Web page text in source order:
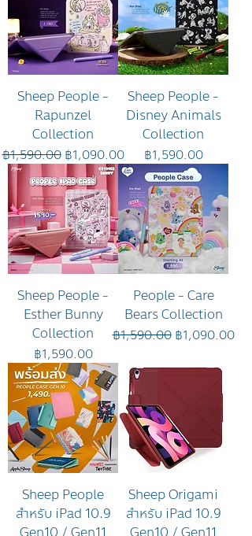
Sheep People -
Rapunzel
Collection
ราคาปกติ
฿1,590.00 ราคาขายลด
฿1,090.00
Sheep People -
Disney Animals
Collection
ราคา
฿1,590.00
Sheep People -
Esther Bunny
Collection
ราคา
฿1,590.00
People - Care
Bears Collection
ราคาปกติ
฿1,590.00 ราคาขายลด
฿1,090.00
Sheep People
สำหรับ iPad 10.9
Gen10 / Gen11
Sheep Origami
สำหรับ iPad 10.9
Gen10 / Gen11